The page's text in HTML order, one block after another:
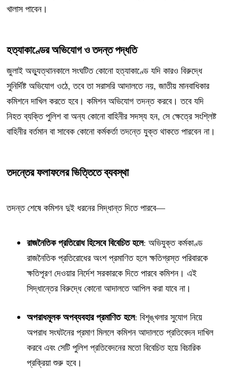
খালাস পাবেন।
হত্যাকাণ্ডের অভিযোগ ও তদন্ত পদ্ধতি
জুলাই অভ্যুত্থানকালে সংঘটিত কোনো হত্যাকাণ্ডে যদি কারও বিরুদ্ধে
সুনির্দিষ্ট অভিযোগ ওঠে, তবে তা সরাসরি আদালতে নয়, জাতীয় মানবাধিকার
কমিশনে দাখিল করতে হবে। কমিশন অভিযোগ তদন্ত করবে। তবে যদি
নিহত ব্যক্তি পুলিশ বা অন্য কোনো বাহিনীর সদস্য হন, সে ক্ষেত্রে সংশ্লিষ্ট
বাহিনীর বর্তমান বা সাবেক কোনো কর্মকর্তা তদন্তে যুক্ত থাকতে পারবেন না।
তদন্তের ফলাফলের ভিত্তিতে ব্যবস্থা
তদন্ত শেষে কমিশন দুই ধরনের সিদ্ধান্ত দিতে পারবে—
রাজনৈতিক প্রতিরোধ হিসেবে বিবেচিত হলে: অভিযুক্ত কর্মকাণ্ড
রাজনৈতিক প্রতিরোধের অংশ প্রমাণিত হলে ক্ষতিগ্রস্ত পরিবারকে
ক্ষতিপূরণ দেওয়ার নির্দেশ সরকারকে দিতে পারবে কমিশন। এই
সিদ্ধান্তের বিরুদ্ধে কোনো আদালতে আপিল করা যাবে না।
অপরাধমূলক অপব্যবহার প্রমাণিত হলে: বিশৃঙ্খলার সুযোগ নিয়ে
অপরাধ সংঘটনের প্রমাণ মিললে কমিশন আদালতে প্রতিবেদন দাখিল
করবে এবং সেটি পুলিশ প্রতিবেদনের মতো বিবেচিত হয়ে বিচারিক
প্রক্রিয়া শুরু হবে।